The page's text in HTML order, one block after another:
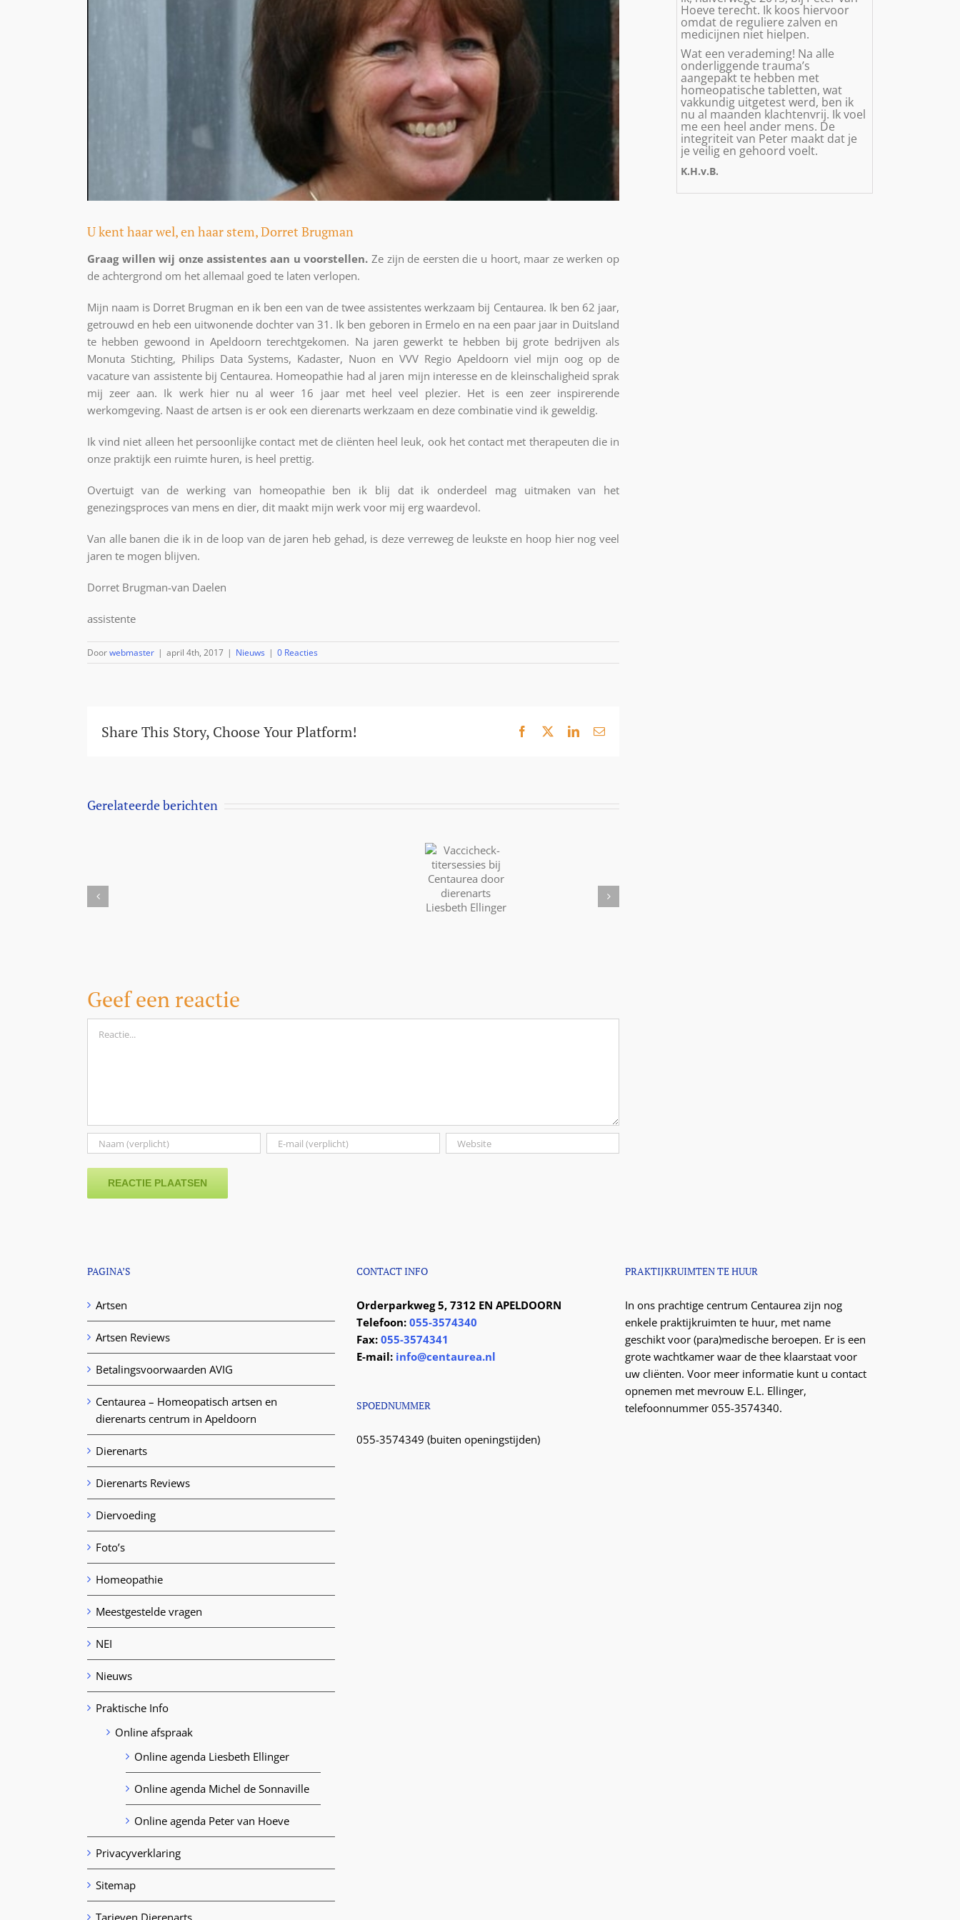
U kent haar wel, en haar stem, Dorret Brugman
Graag willen wij onze assistentes aan u voorstellen. Ze zijn de eersten die u hoort, maar ze werken op
de achtergrond om het allemaal goed te laten verlopen.
Mijn naam is Dorret Brugman en ik ben een van de twee assistentes werkzaam bij Centaurea. Ik ben 62 jaar,
getrouwd en heb een uitwonende dochter van 31. Ik ben geboren in Ermelo en na een paar jaar in Duitsland
te hebben gewoond in Apeldoorn terechtgekomen. Na jaren gewerkt te hebben bij grote bedrijven als
Monuta Stichting, Philips Data Systems, Kadaster, Nuon en VVV Regio Apeldoorn viel mijn oog op de
vacature van assistente bij Centaurea. Homeopathie had al jaren mijn interesse en de kleinschaligheid sprak
mij zeer aan. Ik werk hier nu al weer 16 jaar met heel veel plezier. Het is een zeer inspirerende
werkomgeving. Naast de artsen is er ook een dierenarts werkzaam en deze combinatie vind ik geweldig.
Ik vind niet alleen het persoonlijke contact met de cliënten heel leuk, ook het contact met therapeuten die in
onze praktijk een ruimte huren, is heel prettig.
Overtuigt van de werking van homeopathie ben ik blij dat ik onderdeel mag uitmaken van het
genezingsproces van mens en dier, dit maakt mijn werk voor mij erg waardevol.
Van alle banen die ik in de loop van de jaren heb gehad, is deze verreweg de leukste en hoop hier nog veel
jaren te mogen blijven.
Dorret Brugman-van Daelen
assistente
Doorwebmaster | april 4th, 2017 | Nieuws | 0 Reacties
Share This Story, Choose Your Platform! Facebook LinkedIn
E-
Gerelateerde berichten
Vaccicheck-
Vuurwerkangst
Geef een reactie
Hoeve terecht. Ik koos hiervoor
omdat de reguliere zalven en
medicijnen niet hielpen.
Wat een verademing! Na alle
onderliggende trauma’s
aangepakt te hebben met
homeopatische tabletten, wat
vakkundig uitgetest werd, ben ik
nu al maanden klachtenvrij. Ik voel
me een heel ander mens. De
integriteit van Peter maakt dat je
je veilig en gehoord voelt.
K.H.v.B.
PAGINA’S
Artsen
Artsen Reviews
Betalingsvoorwaarden AVIG
Centaurea – Homeopatisch artsen en
dierenarts centrum in Apeldoorn
Dierenarts
Dierenarts Reviews
Diervoeding
Foto’s
Homeopathie
Meestgestelde vragen
NEI
Nieuws
Praktische Info
Online afspraak
Online agenda Liesbeth Ellinger
Online agenda Michel de Sonnaville
Online agenda Peter van Hoeve
Privacyverklaring
Sitemap
CONTACT INFO
Orderparkweg 5, 7312 EN APELDOORN
Telefoon: 055-3574340
Fax: 055-3574341
E-mail: info@centaurea.nl
SPOEDNUMMER
055-3574349 (buiten openingstijden)
PRAKTIJKRUIMTEN TE HUUR
In ons prachtige centrum Centaurea zijn nog
enkele praktijkruimten te huur, met name
geschikt voor (para)medische beroepen. Er is een
grote wachtkamer waar de thee klaarstaat voor
uw cliënten. Voor meer informatie kunt u contact
opnemen met mevrouw E.L. Ellinger,
telefoonnummer 055-3574340.